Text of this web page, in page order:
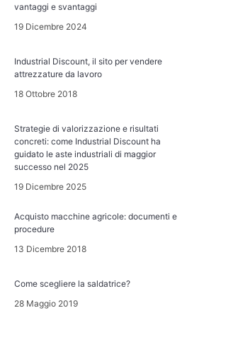
vantaggi e svantaggi
19 Dicembre 2024
Industrial Discount, il sito per vendere
attrezzature da lavoro
18 Ottobre 2018
Strategie di valorizzazione e risultati
concreti: come Industrial Discount ha
guidato le aste industriali di maggior
successo nel 2025
19 Dicembre 2025
Acquisto macchine agricole: documenti e
procedure
13 Dicembre 2018
Come scegliere la saldatrice?
28 Maggio 2019